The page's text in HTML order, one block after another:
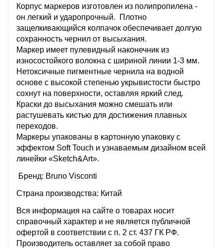
Корпус маркеров изготовлен из полипропилена -
он легкий и ударопрочный. Плотно
защелкивающийся колпачок обеспечивает долгую
сохранность чернил от высыхания.
Маркер имеет пулевидный наконечник из
износостойкого волокна с шириной линии 1-3 мм.
Нетоксичные пигментные чернила на водной
основе с высокой степенью укрывистости быстро
сохнут на поверхности, оставляя яркий след.
Краски до высыхания можно смешать или
растушевать кистью для достижения плавных
переходов.
Маркеры упакованы в картонную упаковку с
эффектом Soft Touch и узнаваемым дизайном всей
линейки «Sketch&Art».
Бренд: Bruno Visconti
Страна производства: Китай
Вся информация на сайте о товарах носит
справочный характер и не является публичной
офертой в соответствии с п. 2 ст. 437 ГК РФ.
Производитель оставляет за собой право